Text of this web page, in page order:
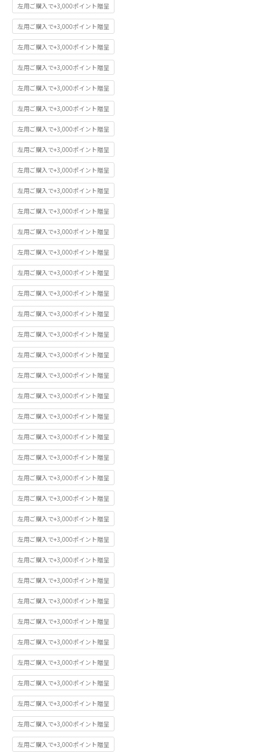
左用ご購入で+3,000ポイント贈呈
左用ご購入で+3,000ポイント贈呈
左用ご購入で+3,000ポイント贈呈
左用ご購入で+3,000ポイント贈呈
左用ご購入で+3,000ポイント贈呈
左用ご購入で+3,000ポイント贈呈
左用ご購入で+3,000ポイント贈呈
左用ご購入で+3,000ポイント贈呈
左用ご購入で+3,000ポイント贈呈
左用ご購入で+3,000ポイント贈呈
左用ご購入で+3,000ポイント贈呈
左用ご購入で+3,000ポイント贈呈
左用ご購入で+3,000ポイント贈呈
左用ご購入で+3,000ポイント贈呈
左用ご購入で+3,000ポイント贈呈
左用ご購入で+3,000ポイント贈呈
左用ご購入で+3,000ポイント贈呈
左用ご購入で+3,000ポイント贈呈
左用ご購入で+3,000ポイント贈呈
左用ご購入で+3,000ポイント贈呈
左用ご購入で+3,000ポイント贈呈
左用ご購入で+3,000ポイント贈呈
左用ご購入で+3,000ポイント贈呈
左用ご購入で+3,000ポイント贈呈
左用ご購入で+3,000ポイント贈呈
左用ご購入で+3,000ポイント贈呈
左用ご購入で+3,000ポイント贈呈
左用ご購入で+3,000ポイント贈呈
左用ご購入で+3,000ポイント贈呈
左用ご購入で+3,000ポイント贈呈
左用ご購入で+3,000ポイント贈呈
左用ご購入で+3,000ポイント贈呈
左用ご購入で+3,000ポイント贈呈
左用ご購入で+3,000ポイント贈呈
左用ご購入で+3,000ポイント贈呈
左用ご購入で+3,000ポイント贈呈
左用ご購入で+3,000ポイント贈呈